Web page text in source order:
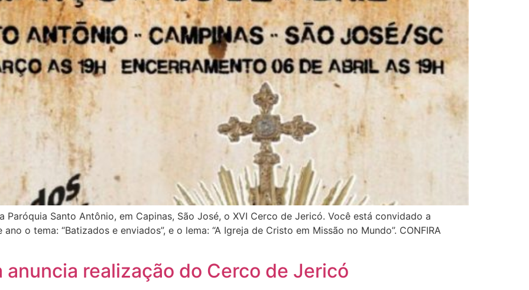
Santo Antônio, em Capinas, São José, o XVI Cerco de Jericó. Você está convidado a
o tema: “Batizados e enviados”, e o lema: “A Igreja de Cristo em Missão no Mundo”. CONFIRA
realização do Cerco de Jericó